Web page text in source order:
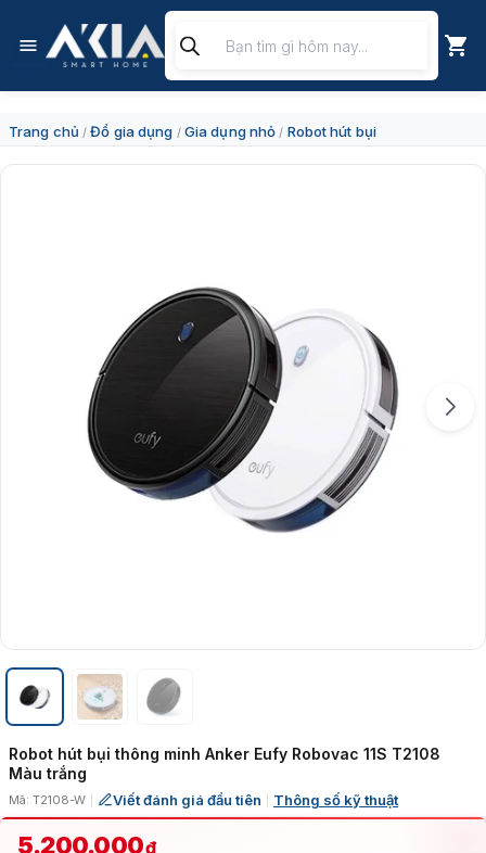
kiếm
sản
Trang chủ /Đồ gia dụng / Gia dụng nhỏ / Robot hút bụi
Robot hút bụi thông minh Anker Eufy Robovac 11S T2108
Màu trắng
Mã: T2108-W Viết đánh giá đầu tiên Thông số kỹ thuật
5.200.000₫